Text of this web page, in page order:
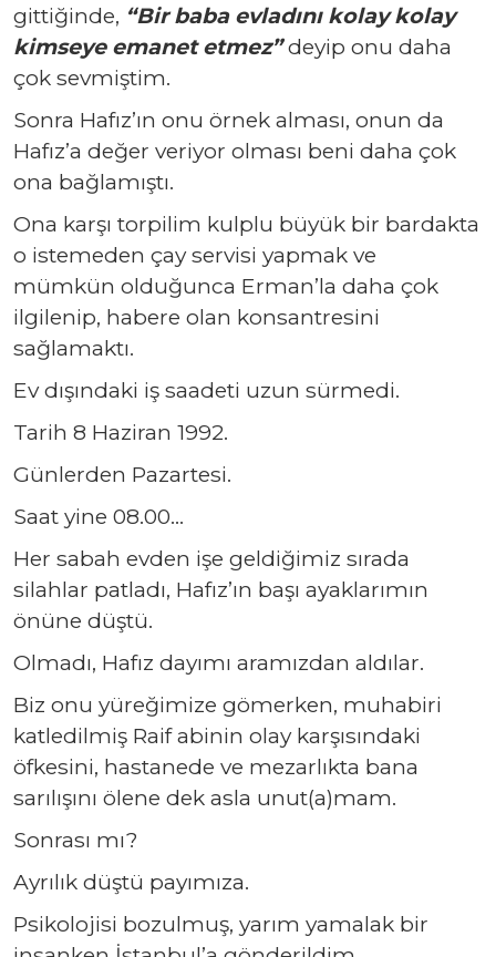
gittiğinde, “Bir baba evladını kolay kolay
kimseye emanet etmez” deyip onu daha
çok sevmiştim.
Sonra Hafız’ın onu örnek alması, onun da
Hafız’a değer veriyor olması beni daha çok
ona bağlamıştı.
Ona karşı torpilim kulplu büyük bir bardakta
o istemeden çay servisi yapmak ve
mümkün olduğunca Erman’la daha çok
ilgilenip, habere olan konsantresini
sağlamaktı.
Ev dışındaki iş saadeti uzun sürmedi.
Tarih 8 Haziran 1992.
Günlerden Pazartesi.
Saat yine 08.00…
Her sabah evden işe geldiğimiz sırada
silahlar patladı, Hafız’ın başı ayaklarımın
önüne düştü.
Olmadı, Hafız dayımı aramızdan aldılar.
Biz onu yüreğimize gömerken, muhabiri
katledilmiş Raif abinin olay karşısındaki
öfkesini, hastanede ve mezarlıkta bana
sarılışını ölene dek asla unut(a)mam.
Sonrası mı?
Ayrılık düştü payımıza.
Psikolojisi bozulmuş, yarım yamalak bir